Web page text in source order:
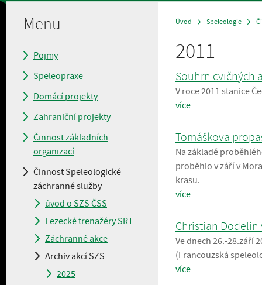
Menu
Pojmy
Speleopraxe
Domácí projekty
Zahraniční projekty
Činnost základních
organizací
Činnost Speleologické
záchranné služby
úvod o SZS ČSS
Lezecké trenažéry SRT
Záchranné akce
Archiv akcí SZS
2025
Úvod Speleologie
2011
Souhrn cvičných
V roce 2011 stanice
více
Tomáškova
Na základě
proběhlo v září v
krasu.
více
Christian Dodelin
Ve dnech 26.-28.září
(Francouzská
více